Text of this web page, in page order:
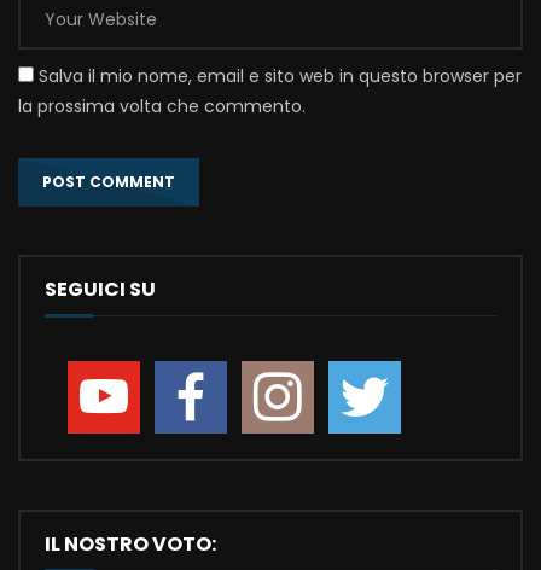
Salva il mio nome, email e sito web in questo browser per
la prossima volta che commento.
SEGUICI SU
IL NOSTRO VOTO: